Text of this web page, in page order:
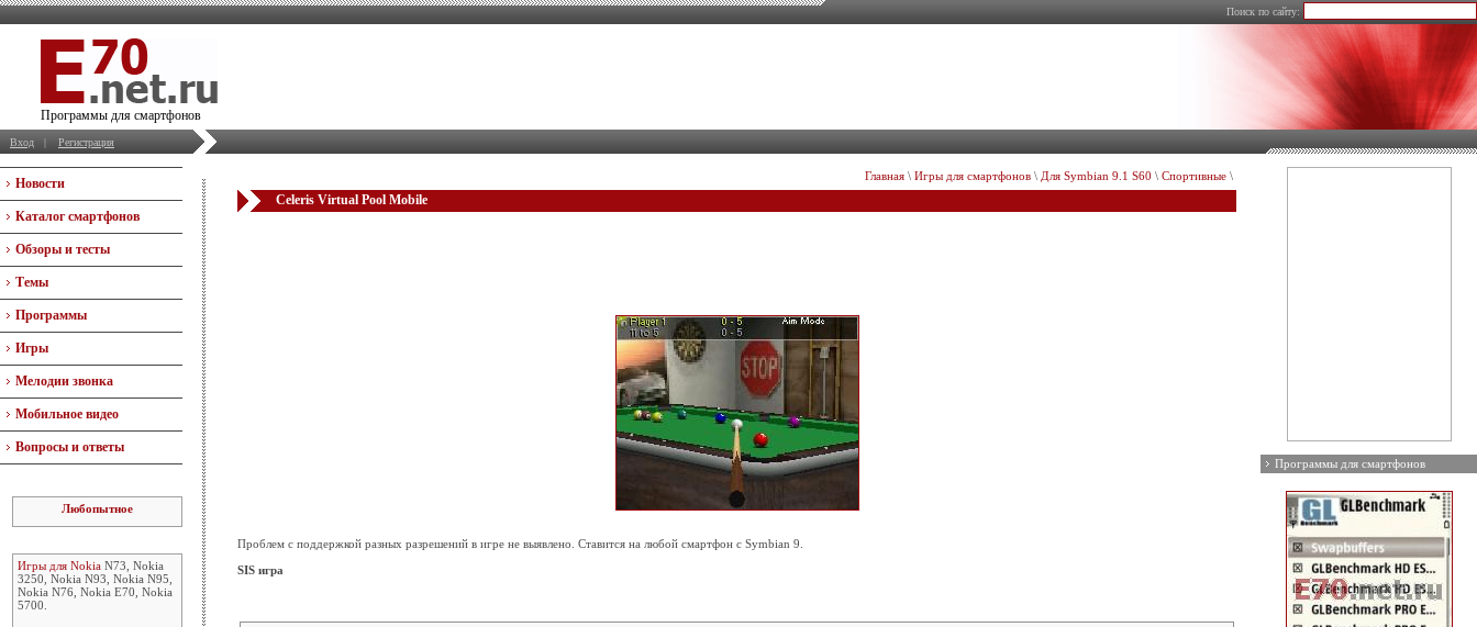
Поиск по сайту:
Программы для смартфонов
Вход | Регистрация
Новости
Каталог смартфонов
Обзоры и тесты
Темы
Программы
Игры
Мелодии звонка
Мобильное видео
Вопросы и ответы
Любопытное
Игры для Nokia N73, Nokia
3250, Nokia N93, Nokia N95,
Nokia N76, Nokia E70, Nokia
5700.
Главная \ Игры для смартфонов \ Для Symbian 9.1 S60 \ Спортивные \
Celeris Virtual Pool Mobile
Проблем с поддержкой разных разрешений в игре не выявлено. Ставится на любой смартфон с Symbian 9.
SIS игра
Программы для смартфонов